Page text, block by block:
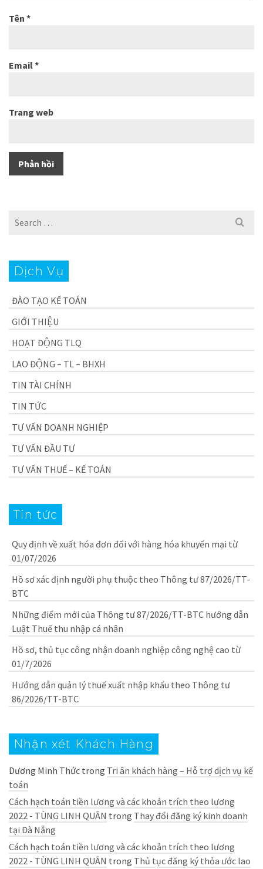
Tên *
Email*
Trang web
Search
Dịch Vụ
ĐÀO TẠO KẾ TOÁN
GIỚI THIỆU
HOẠT ĐỘNG TLQ
LAO ĐỘNG – TL – BHXH
TIN TÀI CHÍNH
TIN TỨC
TƯ VẤN DOANH NGHIỆP
TƯ VẤN ĐẦU TƯ
TƯ VẤN THUẾ – KẾ TOÁN
Tin tức
Quy định về xuất hóa đơn đối với hàng hóa khuyến mại từ
01/07/2026
Hồ sơ xác định người phụ thuộc theo Thông tư 87/2026/TT-
BTC
Những điểm mới của Thông tư 87/2026/TT-BTC hướng dẫn
Luật Thuế thu nhập cá nhân
Hồ sơ, thủ tục công nhận doanh nghiệp công nghệ cao từ
01/7/2026
Hướng dẫn quản lý thuế xuất nhập khẩu theo Thông tư
86/2026/TT-BTC
Nhận xét Khách Hàng
Dương Minh Thức trong Tri ân khách hàng – Hỗ trợ dịch vụ kế
toán
Cách hạch toán tiền lương và các khoản trích theo lương
2022 - TÙNG LINH QUÂN trong Thay đổi đăng ký kinh doanh
tại Đà Nẵng
Cách hạch toán tiền lương và các khoản trích theo lương
2022 - TÙNG LINH QUÂN trong Thủ tục đăng ký thỏa ước lao